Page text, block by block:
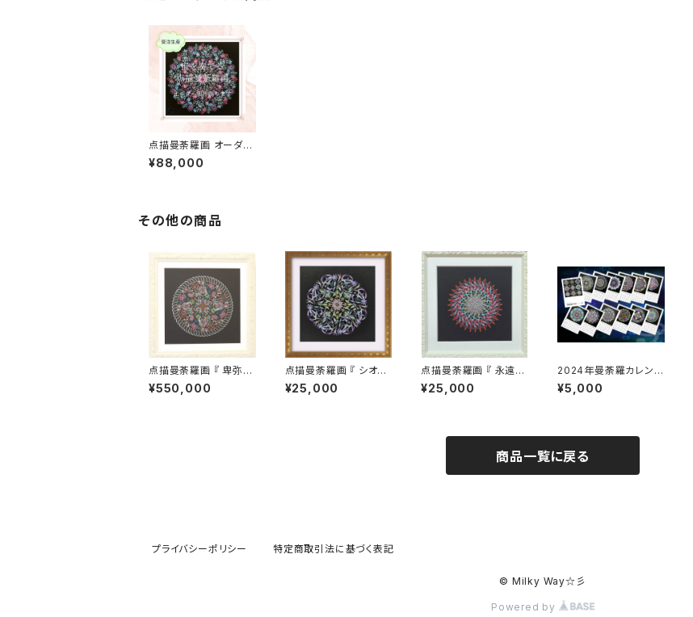
点描曼荼羅画 オーダー
製作 30㎝×30㎝
¥88,000
その他の商品
点描曼荼羅画 『 卑弥呼
』
¥550,000
点描曼荼羅画 『 シオン
～ 君を忘れない ～ 』
¥25,000
点描曼荼羅画 『 永遠
～ Toujours ～ 』
¥25,000
2024年曼荼羅カレンダ
ー 壁掛け1ケ月12枚
(+表紙付き)タイプ
¥5,000
商品一覧に戻る
プライバシーポリシー 特定商取引法に基づく表記
© Milky Way☆彡
Powered by